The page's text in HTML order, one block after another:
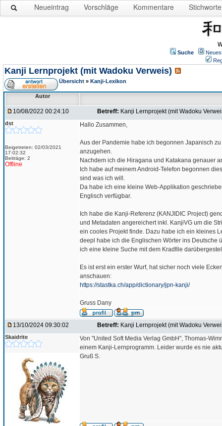
Neueintrag Vorschläge Kommentare Stichworte
Suche
Kanji Lernprojekt (mit Wadoku Verweis)
Übersicht » Kanji-Lexikon
Autor
10/08/2022 00:24:10 Betreff: Kanji Lernprojekt (mit Wadoku
dst
Beigetreten: 02/03/2021
17:02:32
Beiträge: 2
Offline
Hallo Zusammen,
Aus der Pandemie habe ich begonnen Japanisch
anzugehen.
Nachdem ich die Hiragana und Katakana genauer
Ich habe auf meinem Android-Telefon begonnen
sind was ich will.
Da habe ich eine kleine Web-Applikation
Englisch verfügbar.
Ich habe die Kanji-Referenz (KANJIDIC Project)
und Metadaten angereichert inkl. KanjiVG um die
ein cooles Projekt finde. Dazu habe ich ein kleines
deepl habe ich die Englischen Wörter ins Deutsche
ich eine kleine Suche mit dem Kradfile
Es ist erst ein erster Wurf, hat sicher noch viele
anschauen:
https://stastka.ch/app/dictionary/jpn-kanji/
Gruss Dany
13/10/2024 09:30:02 Betreff: Kanji Lernprojekt (mit Wadoku
Skaidrite
Von "United Soft Media Verlag GmbH", Thomas-
einem Kanji-Lernprogramm. Leider wurde es nie
Gruß S.